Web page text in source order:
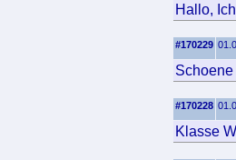
Hallo,
#170229
#170228
Klasse